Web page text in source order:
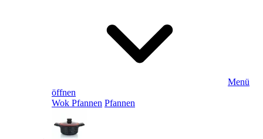
Menü
öffnen
Wok Pfannen Pfannen